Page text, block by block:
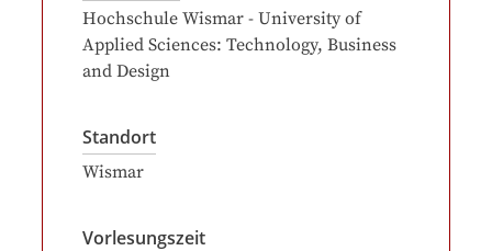
Hochschule Wismar - University of
Applied Sciences: Technology, Business
and Design
Standort
Wismar
Vorlesungszeit